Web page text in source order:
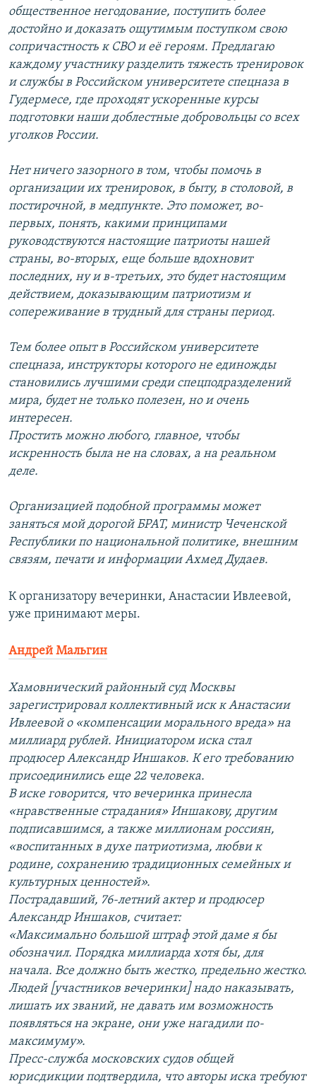
общественное негодование, поступить более
достойно и доказать ощутимым поступком свою
сопричастность к СВО и её героям. Предлагаю
каждому участнику разделить тяжесть тренировок
и службы в Российском университете спецназа в
Гудермесе, где проходят ускоренные курсы
подготовки наши доблестные добровольцы со всех
уголков России.
Нет ничего зазорного в том, чтобы помочь в
организации их тренировок, в быту, в столовой, в
постирочной, в медпункте. Это поможет, во-
первых, понять, какими принципами
руководствуются настоящие патриоты нашей
страны, во-вторых, еще больше вдохновит
последних, ну и в-третьих, это будет настоящим
действием, доказывающим патриотизм и
сопереживание в трудный для страны период.
Тем более опыт в Российском университете
спецназа, инструкторы которого не единожды
становились лучшими среди спецподразделений
мира, будет не только полезен, но и очень
интересен.
Простить можно любого, главное, чтобы
искренность была не на словах, а на реальном
деле.
Организацией подобной программы может
заняться мой дорогой БРАТ, министр Чеченской
Республики по национальной политике, внешним
связям, печати и информации Ахмед Дудаев.
К организатору вечеринки, Анастасии Ивлеевой,
уже принимают меры.
Андрей Мальгин
Хамовнический районный суд Москвы
зарегистрировал коллективный иск к Анастасии
Ивлеевой о «компенсации морального вреда» на
миллиард рублей. Инициатором иска стал
продюсер Александр Иншаков. К его требованию
присоединились еще 22 человека.
В иске говорится, что вечеринка принесла
«нравственные страдания» Иншакову, другим
подписавшимся, а также миллионам россиян,
«воспитанных в духе патриотизма, любви к
родине, сохранению традиционных семейных и
культурных ценностей».
Пострадавший, 76-летний актер и продюсер
Александр Иншаков, считает:
«Максимально большой штраф этой даме я бы
обозначил. Порядка миллиарда хотя бы, для
начала. Все должно быть жестко, предельно жестко.
Людей [участников вечеринки] надо наказывать,
лишать их званий, не давать им возможность
появляться на экране, они уже нагадили по-
максимуму».
Пресс-служба московских судов общей
юрисдикции подтвердила, что авторы иска требуют